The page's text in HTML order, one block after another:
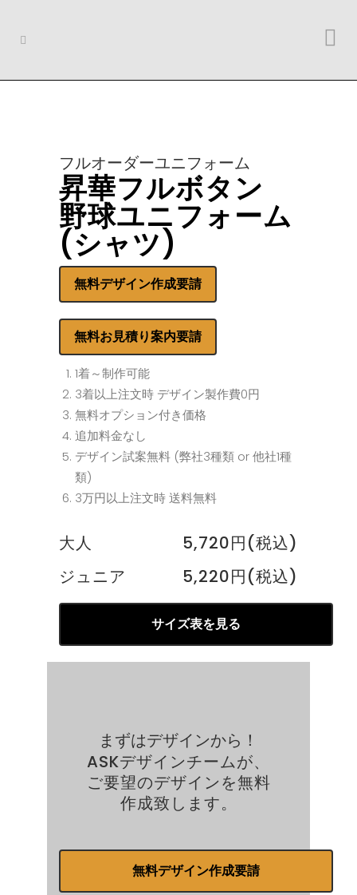
フルオーダーユニフォーム
昇華フルボタン
野球ユニフォーム
(シャツ)
無料デザイン作成要請
無料お見積り案内要請
1着～制作可能
3着以上注文時 デザイン製作費0円
無料オプション付き価格
追加料金なし
デザイン試案無料 (弊社3種類 or 他社1種
類)
3万円以上注文時 送料無料
大人
5,720円(税込)
ジュニア
5,220円(税込)
サイズ表を見る
まずはデザインから！
ASKデザインチームが、
ご要望のデザインを無料
作成致します。
無料デザイン作成要請